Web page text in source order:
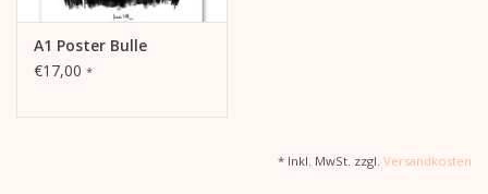
A1 Poster Bulle
€17,00 *
* Inkl. MwSt. zzgl. Versandkosten